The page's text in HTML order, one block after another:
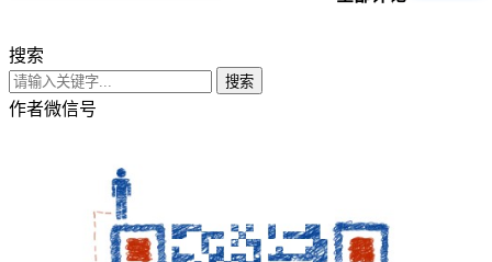
搜索
搜索
作者微信号